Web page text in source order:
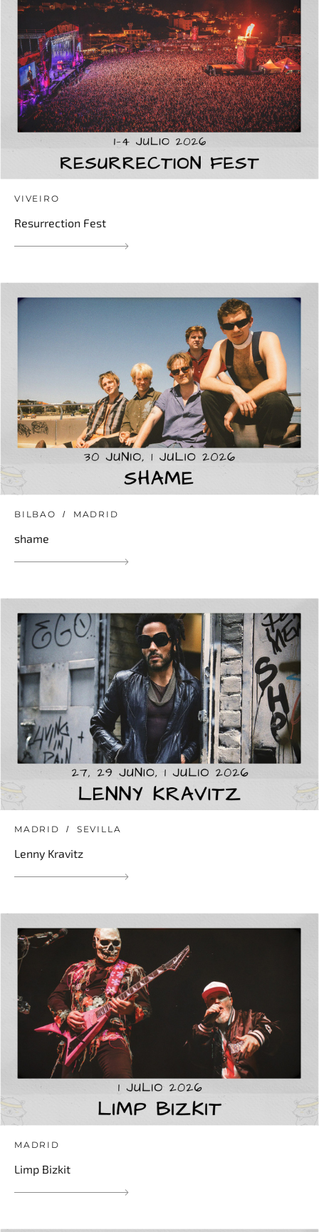
VIVEIRO
Resurrection Fest
BILBAO MADRID
shame
MADRID SEVILLA
Lenny Kravitz
MADRID
Limp Bizkit